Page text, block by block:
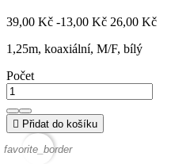
39,00 Kč -13,00 Kč 26,00 Kč
1,25m, koaxiální, M/F, bílý
Počet
 Přidat do košíku
favorite_border